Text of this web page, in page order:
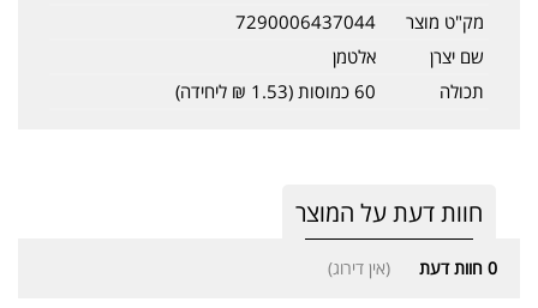
מק"ט מוצר
7290006437044
שם יצרן
אלטמן
תכולה
60 כמוסות (1.53 ₪ ליחידה)
חוות דעת על המוצר
0 חוות דעת (אין דירוג)